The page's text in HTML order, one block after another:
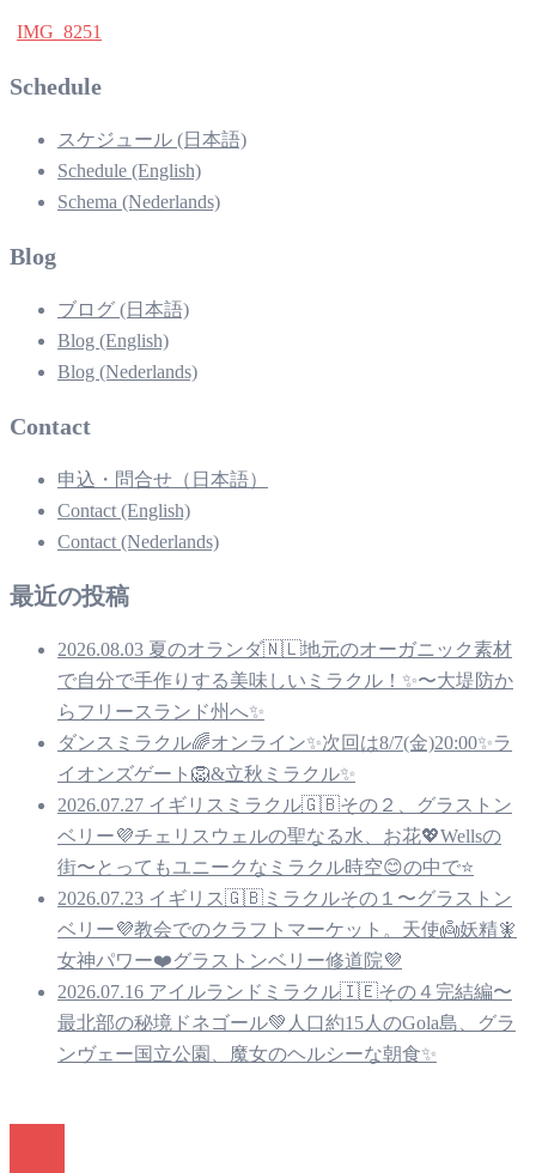
IMG_8251
Schedule
スケジュール (日本語)
Schedule (English)
Schema (Nederlands)
Blog
ブログ (日本語)
Blog (English)
Blog (Nederlands)
Contact
申込・問合せ（日本語）
Contact (English)
Contact (Nederlands)
最近の投稿
2026.08.03 夏のオランダ🇳🇱地元のオーガニック素材
で自分で手作りする美味しいミラクル！✨〜大堤防か
らフリースランド州へ✨
ダンスミラクル🌈オンライン✨次回は8/7(金)20:00✨ラ
イオンズゲート🦁&立秋ミラクル✨
2026.07.27 イギリスミラクル🇬🇧その２、グラストン
ベリー💜チェリスウェルの聖なる水、お花💖Wellsの
街〜とってもユニークなミラクル時空😊の中で⭐️
2026.07.23 イギリス🇬🇧ミラクルその１〜グラストン
ベリー💜教会でのクラフトマーケット。天使👼妖精🧚
女神パワー❤️グラストンベリー修道院💜
2026.07.16 アイルランドミラクル🇮🇪その４完結編〜
最北部の秘境ドネゴール💚人口約15人のGola島、グラ
ンヴェー国立公園、魔女のヘルシーな朝食✨